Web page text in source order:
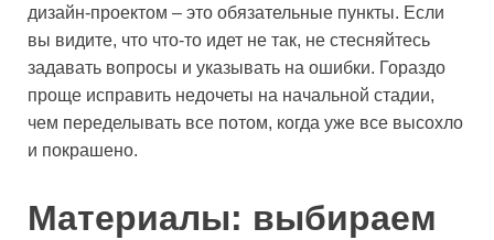
дизайн-проектом – это обязательные пункты. Если
вы видите, что что-то идет не так, не стесняйтесь
задавать вопросы и указывать на ошибки. Гораздо
проще исправить недочеты на начальной стадии,
чем переделывать все потом, когда уже все высохло
и покрашено.
Материалы: выбираем